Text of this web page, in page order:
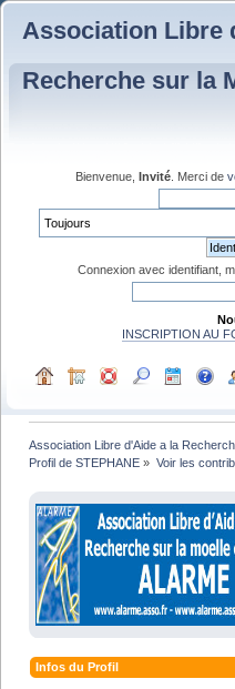
Association Libre
Recherche sur la
Bienvenue, Invité . Merci de
Connexion avec identifiant,
INSCRIPTION AU
Association Libre d'Aide a la
Profil de STEPHANE » Voir les
Infos du Profil